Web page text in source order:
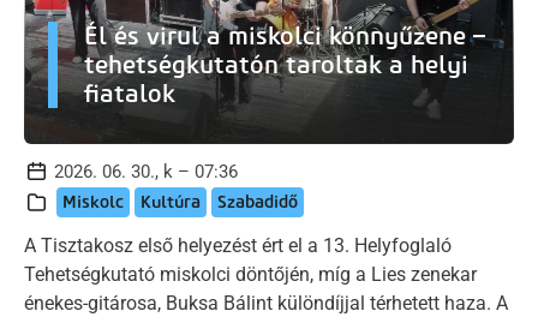
Él és virul a miskolci könnyűzene –
tehetségkutatón taroltak a helyi
fiatalok
2026. 06. 30., k – 07:36
Miskolc Kultúra Szabadidő
A Tisztakosz első helyezést ért el a 13. Helyfoglaló
Tehetségkutató miskolci döntőjén, míg a Lies zenekar
énekes-gitárosa, Buksa Bálint különdíjjal térhetett haza. A